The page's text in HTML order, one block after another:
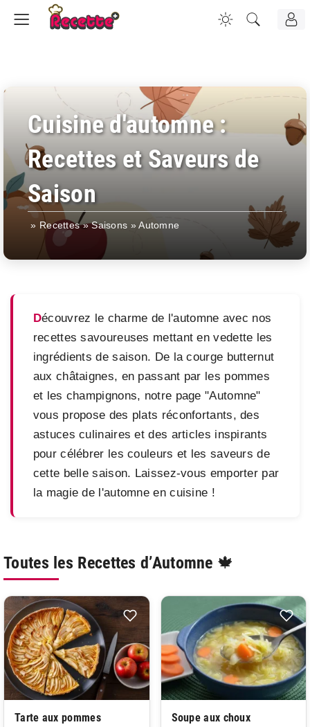
Cuisine d'automne :
Recettes et Saveurs de
Saison
» Recettes»Saisons »Automne
Découvrez le charme de l'automne avec nos
recettes savoureuses mettant en vedette les
ingrédients de saison. De la courge butternut
aux châtaignes, en passant par les pommes
et les champignons, notre page "Automne"
vous propose des plats réconfortants, des
astuces culinaires et des articles inspirants
pour célébrer les couleurs et les saveurs de
cette belle saison. Laissez-vous emporter par
la magie de l'automne en cuisine !
Toutes les Recettes d’Automne 🍁
Très facile
Tarte aux pommes
Très facile
Soupe aux choux